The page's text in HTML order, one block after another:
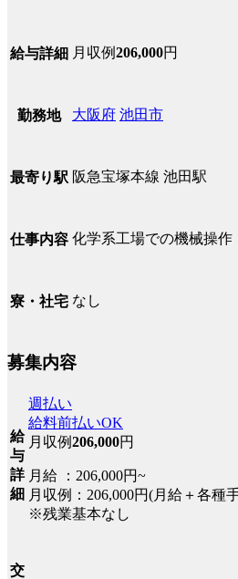
給与詳細 月収例206,000円
勤務地 大阪府 池田市
最寄り駅 阪急宝塚本線 池田駅
仕事内容 化学系工場での機械操
寮・社宅 なし
募集内容
給
与
詳
細
週払い
給料前払いOK
月収例206,000円
月給 ：206,000円~
月収例：206,000円(月給＋各種
※残業基本なし
交